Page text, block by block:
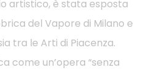
artistico, è stata esposta
del Vapore di Milano e
tra le Arti di Piacenza.
come un’opera “senza